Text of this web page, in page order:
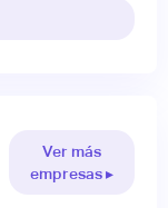
Ver más
empresas ▸